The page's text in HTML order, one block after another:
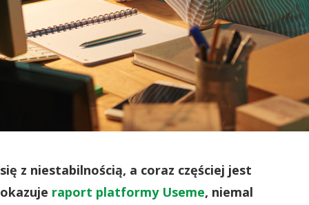
z niestabilnością, a coraz częściej jest
raport platformy Useme, niemal